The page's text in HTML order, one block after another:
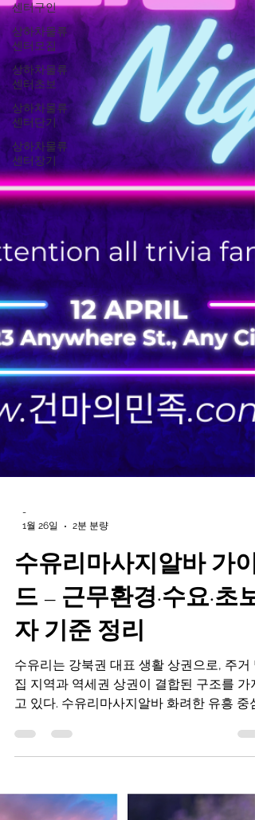
센터구인
상하차물류
센터모집
상하차물류
센터초보
상하차물류
센터단기
상하차물류
센터장기
류 분류 및 적재 컨베이어 벨트 작업 지역별
류 작업 트럭 적재 및 하차 주로 CJ대한통운,
한진, 롯데택배 같은 대형 물류센터나 지역
브 터
1월 26일
2분 분량
수유리마사지알바 가이
드 – 근무환경·수요·초보
자 기준 정리
수유리는 강북권 대표 생활 상권으로, 주거
집 지역과 역세권 상권이 결합된 구조를 가지
상권과는 다르게 생활형 마사지 수요가 안정
적인 지역으로, 꾸준한 근무를 원하는 사람들